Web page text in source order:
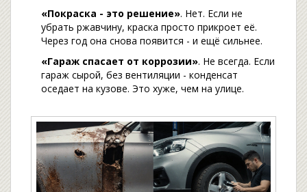
«Покраска - это решение». Нет. Если не
убрать ржавчину, краска просто прикроет её.
Через год она снова появится - и ещё сильнее.
«Гараж спасает от коррозии». Не всегда. Если
гараж сырой, без вентиляции - конденсат
оседает на кузове. Это хуже, чем на улице.